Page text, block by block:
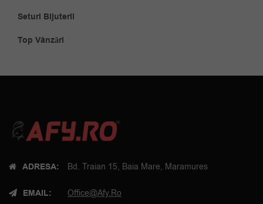
Seturi Bijuterii
Top Vânzări
ADRESA: Bd. Traian 15, Baia Mare, Maramures
EMAIL: Office@afy.ro